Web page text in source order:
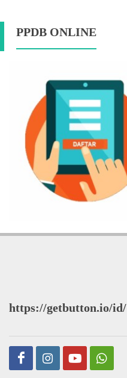
PPDB ONLINE
https://getbutton.io/id/